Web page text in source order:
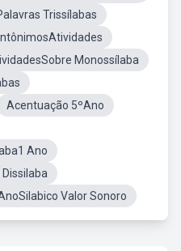
Trissílabas
Monossílaba
Acentuação 5ºAno
Ano
Valor Sonoro